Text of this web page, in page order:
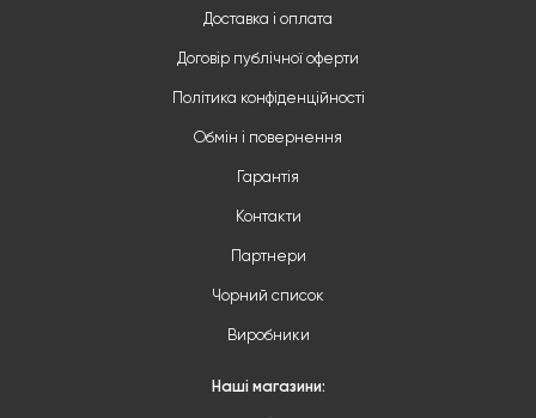
Доставка і оплата
Договір публічної оферти
Політика конфіденційності
Обмін і повернення
Гарантія
Контакти
Партнери
Чорний список
Виробники
Наші магазини: